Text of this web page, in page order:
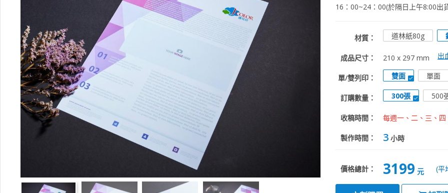
16：00~24：00(於隔日上午8:00出
材質： 道林紙80g
成品尺寸： 210 x 297 mm 出
單/雙列印： 雙面 單面
訂購數量： 300張 500
收稿時間： 每週一、二、三、
製作時間： 3 小時
價格總計： 3199 元 (平